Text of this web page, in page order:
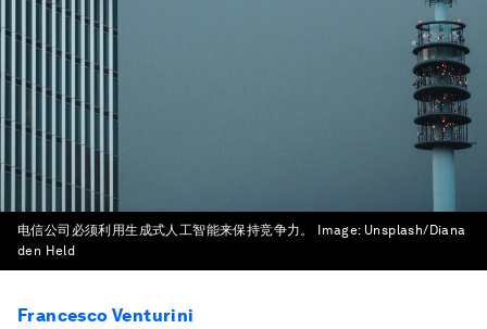
电信公司必须利用生成式人工智能来保持竞争力。 Image: Unsplash/Diana
den Held
Francesco Venturini